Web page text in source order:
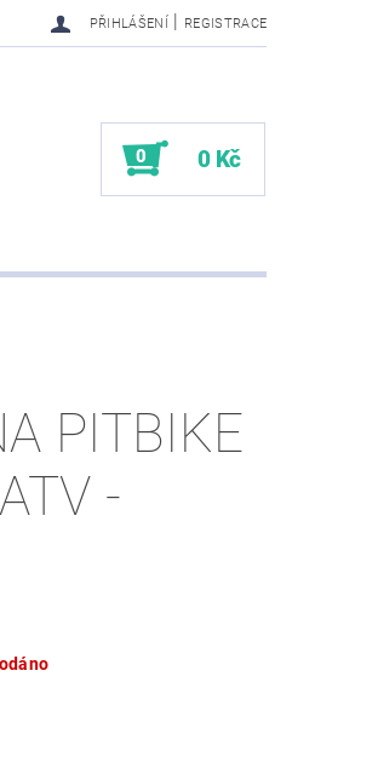
PŘIHLÁŠENÍ | REGISTRACE
0 0 Kč
PITBIKE
-